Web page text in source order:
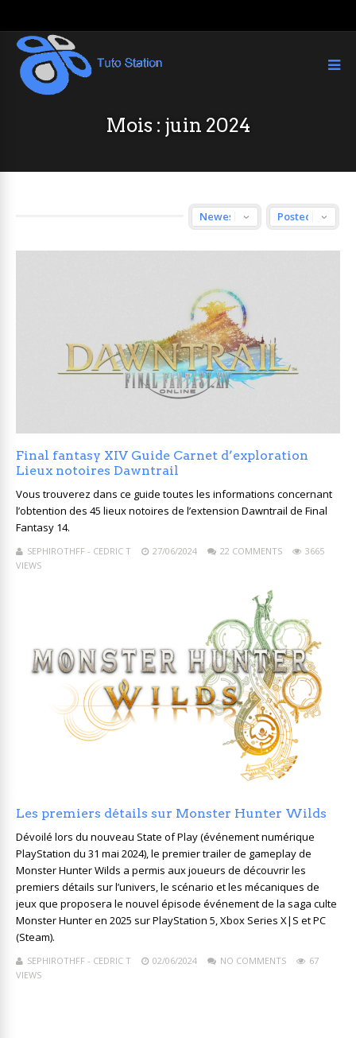
Mois : juin 2024
Final fantasy XIV Guide Carnet d’exploration
Lieux notoires Dawntrail
Vous trouverez dans ce guide toutes les informations concernant
l’obtention des 45 lieux notoires de l’extension Dawntrail de Final
Fantasy 14.
SEPHIROTHFF - CEDRIC T 27/06/2024 22 COMMENTS
3665
VIEWS
Les premiers détails sur Monster Hunter Wilds
Dévoilé lors du nouveau State of Play (événement numérique
PlayStation du 31 mai 2024), le premier trailer de gameplay de
Monster Hunter Wilds a permis aux joueurs de découvrir les
premiers détails sur l’univers, le scénario et les mécaniques de
jeux que proposera le nouvel épisode événement de la saga culte
Monster Hunter en 2025 sur PlayStation 5, Xbox Series X|S et PC
(Steam).
SEPHIROTHFF - CEDRIC T 02/06/2024 NO COMMENTS
67
VIEWS